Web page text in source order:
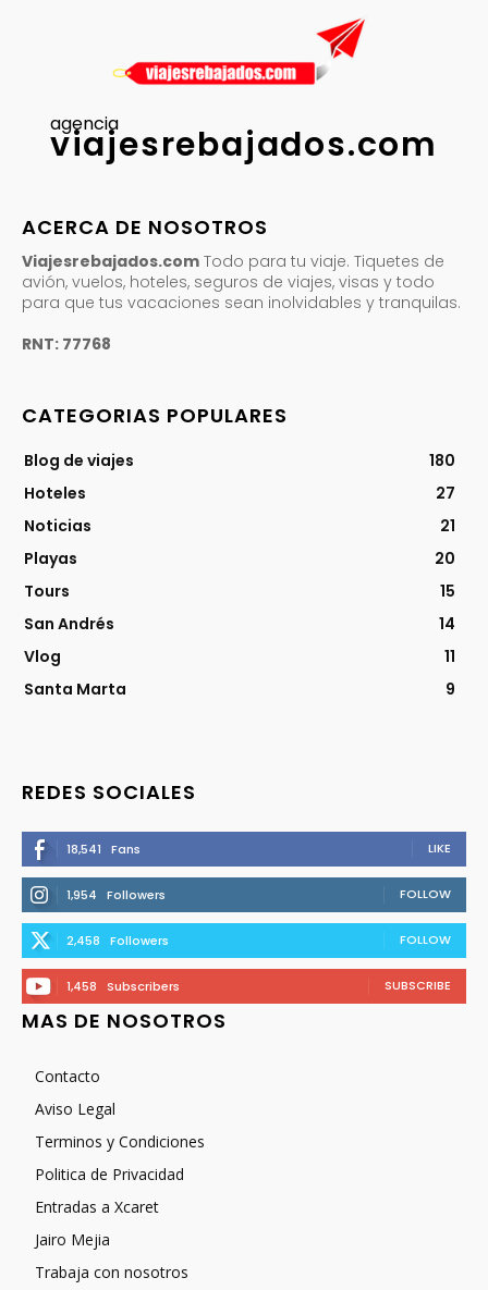
agencia
viajesrebajados.com
ACERCA DE NOSOTROS
Viajesrebajados.com Todo para tu viaje. Tiquetes de
avión, vuelos, hoteles, seguros de viajes, visas y todo
para que tus vacaciones sean inolvidables y tranquilas.
RNT: 77768
CATEGORIAS POPULARES
Blog de viajes
180
Hoteles
27
Noticias
21
Playas
20
Tours
15
San Andrés
14
Vlog
11
Santa Marta
9
REDES SOCIALES
18,541 Fans LIKE
1,954 Followers FOLLOW
2,458 Followers FOLLOW
1,458 Subscribers SUBSCRIBE
MAS DE NOSOTROS
Contacto
Aviso Legal
Terminos y Condiciones
Politica de Privacidad
Entradas a Xcaret
Jairo Mejia
Trabaja con nosotros